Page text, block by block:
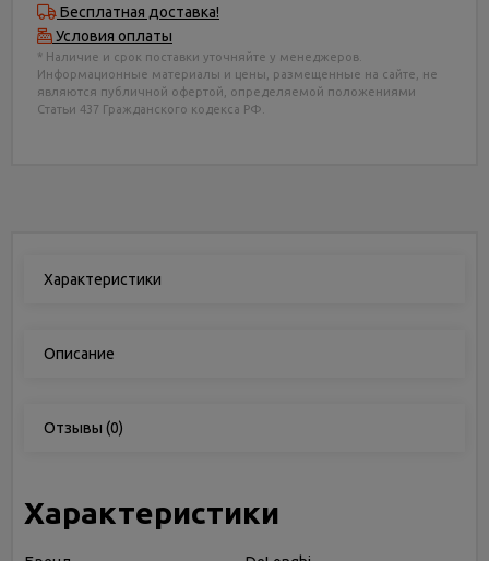
Бесплатная доставка!
Условия оплаты
* Наличие и срок поставки уточняйте у менеджеров.
Информационные материалы и цены, размещенные на сайте, не
являются публичной офертой, определяемой положениями
Статьи 437 Гражданского кодекса РФ.
Характеристики
Описание
Отзывы (0)
Характеристики